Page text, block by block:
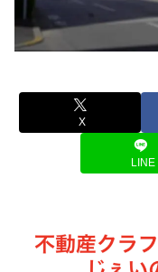
X
LINE